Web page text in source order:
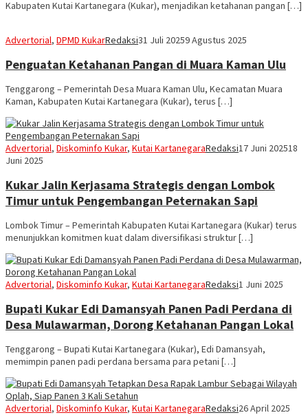
Kabupaten Kutai Kartanegara (Kukar), menjadikan ketahanan pangan […]
Advertorial, DPMD KukarRedaksi31 Juli 20259 Agustus 2025
Penguatan Ketahanan Pangan di Muara Kaman Ulu
Tenggarong – Pemerintah Desa Muara Kaman Ulu, Kecamatan Muara
Kaman, Kabupaten Kutai Kartanegara (Kukar), terus […]
Advertorial, Diskominfo Kukar, Kutai KartanegaraRedaksi17 Juni 202518
Juni 2025
Kukar Jalin Kerjasama Strategis dengan Lombok
Timur untuk Pengembangan Peternakan Sapi
Lombok Timur – Pemerintah Kabupaten Kutai Kartanegara (Kukar) terus
menunjukkan komitmen kuat dalam diversifikasi struktur […]
Advertorial, Diskominfo Kukar, Kutai KartanegaraRedaksi1 Juni 2025
Bupati Kukar Edi Damansyah Panen Padi Perdana di
Desa Mulawarman, Dorong Ketahanan Pangan Lokal
Tenggarong – Bupati Kutai Kartanegara (Kukar), Edi Damansyah,
memimpin panen padi perdana bersama para petani […]
Advertorial, Diskominfo Kukar, Kutai KartanegaraRedaksi26 April 2025